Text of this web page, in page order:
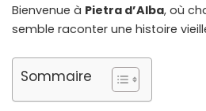
Bienvenue à Pietra d’Alba, où
semble raconter une histoire
Sommaire